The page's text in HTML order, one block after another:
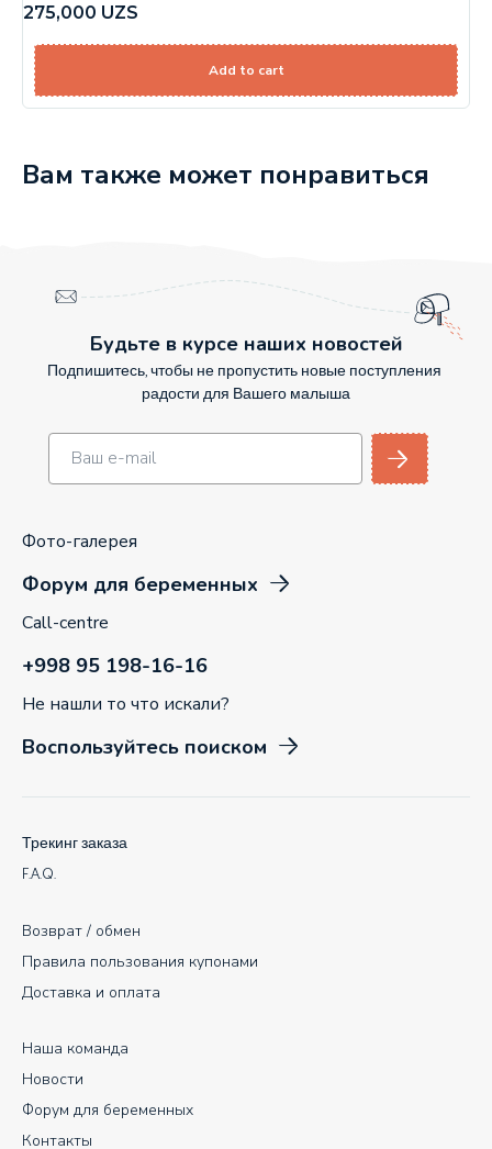
275,000 UZS
Add to cart
Вам также может понравиться
Будьте в курсе наших новостей
Подпишитесь, чтобы не пропустить новые поступления
радости для Вашего малыша
Фото-галерея
Форум для беременных
Call-centre
+998 95 198-16-16
Не нашли то что искали?
Воспользуйтесь поиском
Наша команда
Новости
Форум для беременных
Контакты
Возврат / обмен
Правила пользования купонами
Доставка и оплата
Трекинг заказа
F.A.Q.